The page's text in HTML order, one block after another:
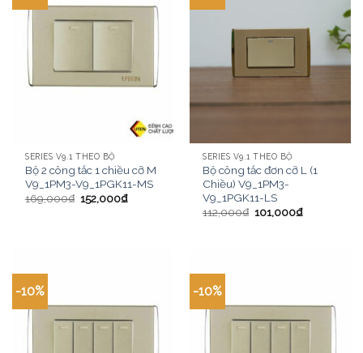
SERIES V9.1 THEO BỘ
Bộ 2 công tắc 1 chiều cỡ M
V9_1PM3-V9_1PGK11-MS
169,000₫ 152,000₫
SERIES V9.1 THEO BỘ
Bộ công tắc đơn cỡ L (1
Chiều) V9_1PM3-
V9_1PGK11-LS
112,000₫ 101,000₫
-10% -10%